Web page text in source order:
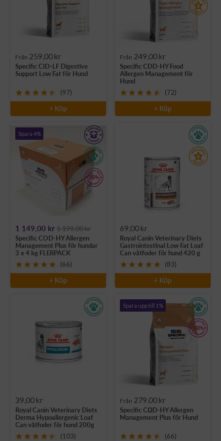
Rea-
pris
Från 259,00 kr
Specific CID-LF Digestive
Support Low Fat för Hund
(97)
+ Köp
Rea-
pris
Från 249,00 kr
Specific CDD-HY Food
Allergen Management för
Hund
(72)
+ Köp
Spara 4%
Rea-
pris
1 149,00 kr 1 199,00 kr
Specific COD-HY Allergen
Management Plus för hundar
3 x 4 kg FLERPACK
(66)
+ Köp
Rea-
pris
69,00 kr
Royal Canin Veterinary Diets
Gastrointestinal Low Fat Loaf
Can våtfoder för hund 420 g
(83)
+ Köp
Rea-
pris
39,00 kr
Royal Canin Veterinary Diets
Derma Hypoallergenic Loaf
Can våtfoder för hund 200g
(103)
Spara upp till 1%
Rea-
pris
Från 279,00 kr
Specific CΩD-HY Allergen
Management Plus för Hund
(66)